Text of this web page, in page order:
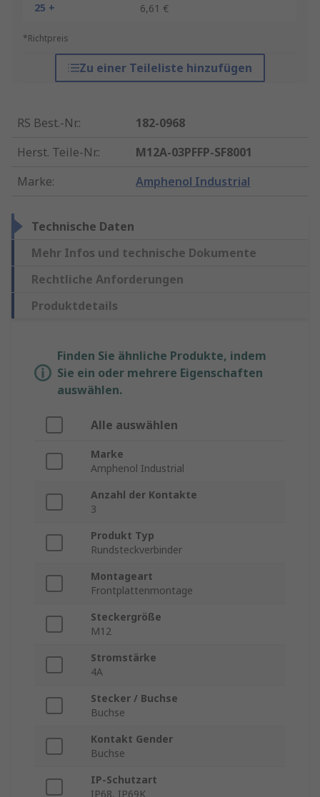
25 +
6,61 €
*Richtpreis
Zu einer Teileliste hinzufügen
RS Best.-Nr.:
182-0968
Herst. Teile-Nr.:
M12A-03PFFP-SF8001
Marke: Amphenol Industrial
Technische Daten
Mehr Infos und technische Dokumente
Rechtliche Anforderungen
Produktdetails
Finden Sie ähnliche Produkte, indem
Sie ein oder mehrere Eigenschaften
auswählen.
Alle auswählen
Marke
Amphenol Industrial
Anzahl der Kontakte
3
Produkt Typ
Rundsteckverbinder
Montageart
Frontplattenmontage
Steckergröße
M12
Stromstärke
4A
Stecker / Buchse
Buchse
Kontakt Gender
Buchse
IP-Schutzart
IP68, IP69K